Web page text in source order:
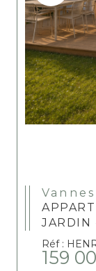
JARDIN
Réf :
159